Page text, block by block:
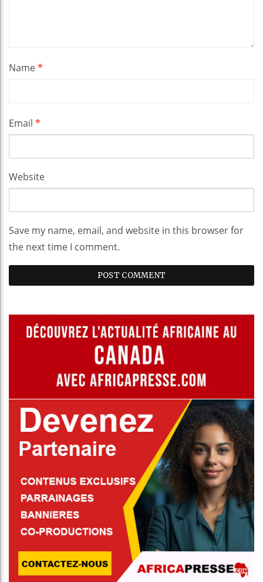
Name*
Email *
Website
Save my name, email, and website in this browser for
the next time I comment.